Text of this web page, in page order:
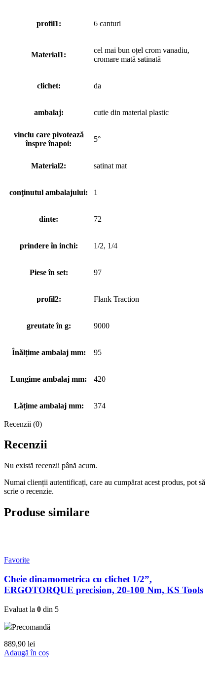
profil1: 6 canturi
Material1:
cel mai bun oțel crom vanadiu,
cromare mată satinată
clichet: da
ambalaj: cutie din material plastic
vinclu care pivotează
înspre înapoi:
5°
Material2: satinat mat
conţinutul ambalajului: 1
dinte: 72
prindere în inchi: 1/2, 1/4
Piese în set: 97
profil2: Flank Traction
greutate în g: 9000
Înălțime ambalaj mm: 95
Lungime ambalaj mm: 420
Lățime ambalaj mm: 374
Recenzii (0)
Recenzii
Nu există recenzii până acum.
Numai clienții autentificați, care au cumpărat acest produs, pot să
scrie o recenzie.
Produse similare
Favorite
Cheie dinamometrica cu clichet 1/2”,
ERGOTORQUE precision, 20-100 Nm, KS Tools
Evaluat la 0 din 5
Precomandă
889,90 lei
Adaugă în coș